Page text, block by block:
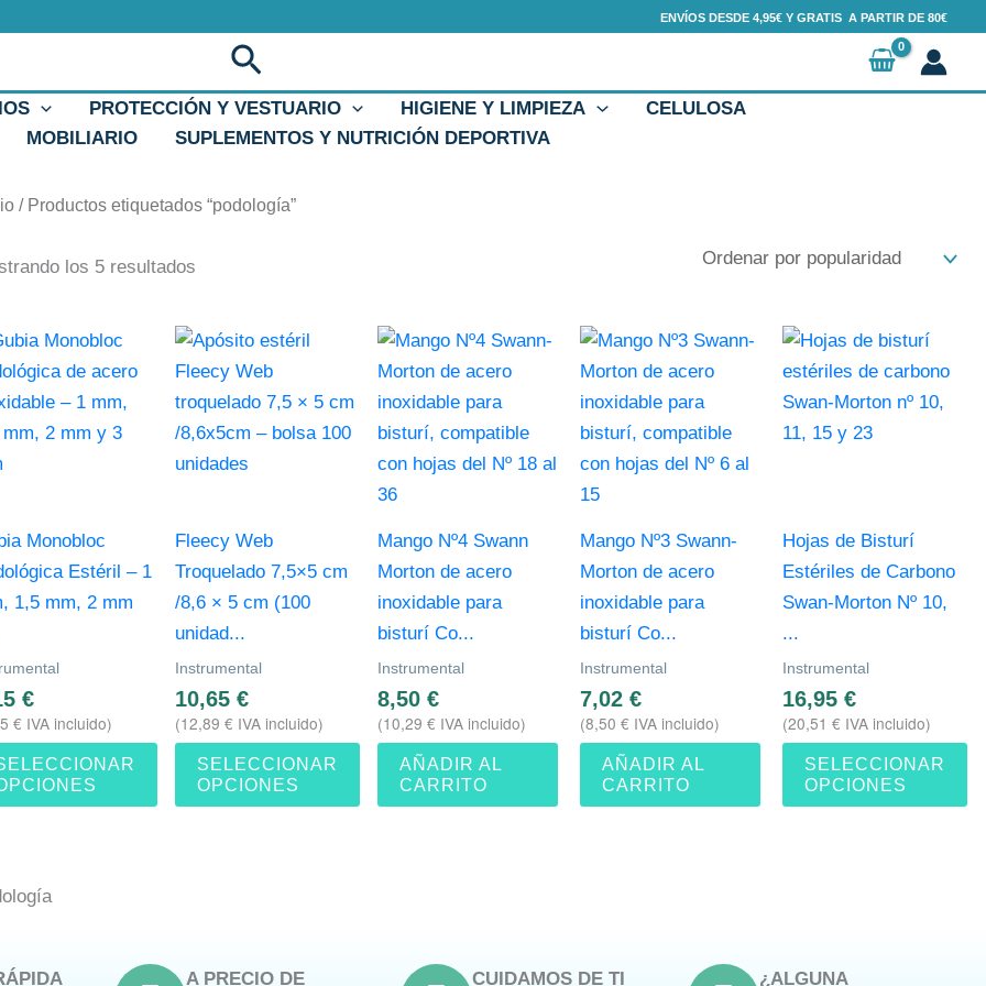
ENVÍOS DESDE 4,95€ Y GRATIS A PARTIR DE 80€
Buscar
PROTECCIÓN Y VESTUARIO HIGIENE Y LIMPIEZA
CELULOSA
MOBILIARIO SUPLEMENTOS Y NUTRICIÓN DEPORTIVA
/ Productos etiquetados “podología”
los 5 resultados
popularidad
Monobloc
Estéril – 1
1,5 mm, 2 mm
€
€ IVA incluido)
Fleecy Web
Troquelado 7,5×5 cm
/8,6 × 5 cm (100
unidad...
Instrumental
10,65€
(12,89€ IVA incluido)
SELECCIONAR
OPCIONES
Este
producto
tiene
múltiples
variantes.
pueden
elegir
la
página
de
producto
Mango Nº4 Swann
Morton de acero
inoxidable para
bisturí Co...
Instrumental
8,50€
(10,29€ IVA incluido)
AÑADIR AL
CARRITO
Mango Nº3 Swann-
Morton de acero
inoxidable para
bisturí Co...
Instrumental
7,02€
(8,50€ IVA incluido)
AÑADIR AL
CARRITO
Hojas de Bisturí
Estériles de Carbono
Swan-Morton Nº 10,
...
Instrumental
16,95 €
(20,51 € IVA incluido)
SELECCIONAR
OPCIONES
Este
producto
tiene
múltiples
la
página
de
producto
A PRECIO DE CUIDAMOS DE TI ¿ALGUNA